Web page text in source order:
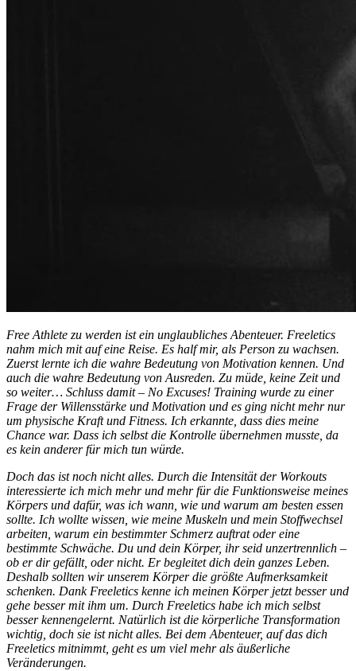
Free Athlete zu werden ist ein unglaubliches Abenteuer. Freeletics
nahm mich mit auf eine Reise. Es half mir, als Person zu wachsen.
Zuerst lernte ich die wahre Bedeutung von Motivation kennen. Und
auch die wahre Bedeutung von Ausreden. Zu müde, keine Zeit und
so weiter… Schluss damit – No Excuses! Training wurde zu einer
Frage der Willensstärke und Motivation und es ging nicht mehr nur
um physische Kraft und Fitness. Ich erkannte, dass dies meine
Chance war. Dass ich selbst die Kontrolle übernehmen musste, da
es kein anderer für mich tun würde.
Doch das ist noch nicht alles. Durch die Intensität der Workouts
interessierte ich mich mehr und mehr für die Funktionsweise meines
Körpers und dafür, was ich wann, wie und warum am besten essen
sollte. Ich wollte wissen, wie meine Muskeln und mein Stoffwechsel
arbeiten, warum ein bestimmter Schmerz auftrat oder eine
bestimmte Schwäche. Du und dein Körper, ihr seid unzertrennlich –
ob er dir gefällt, oder nicht. Er begleitet dich dein ganzes Leben.
Deshalb sollten wir unserem Körper die größte Aufmerksamkeit
schenken. Dank Freeletics kenne ich meinen Körper jetzt besser und
gehe besser mit ihm um. Durch Freeletics habe ich mich selbst
besser kennengelernt. Natürlich ist die körperliche Transformation
wichtig, doch sie ist nicht alles. Bei dem Abenteuer, auf das dich
Freeletics mitnimmt, geht es um viel mehr als äußerliche
Veränderungen.